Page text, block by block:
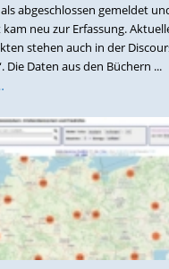
abgeschlossen gemeldet
neu zur Erfassung.
stehen auch in der
Die Daten aus den Büchern ...